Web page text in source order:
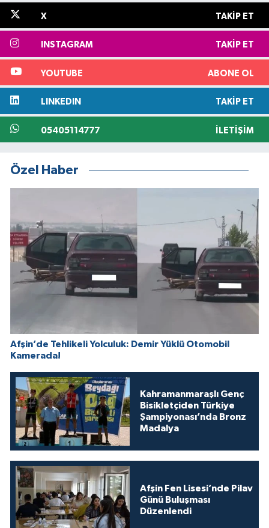
X TAKIP ET
INSTAGRAM TAKIP ET
YOUTUBE ABONE OL
LINKEDIN TAKIP ET
05405114777 İLETIŞIM
Özel Haber
Afşin’de Tehlikeli Yolculuk: Demir Yüklü Otomobil
Kamerada!
Kahramanmaraşlı Genç
Bisikletçiden Türkiye
Şampiyonası’nda Bronz
Madalya
Afşin Fen Lisesi’nde Pilav
Günü Buluşması
Düzenlendi